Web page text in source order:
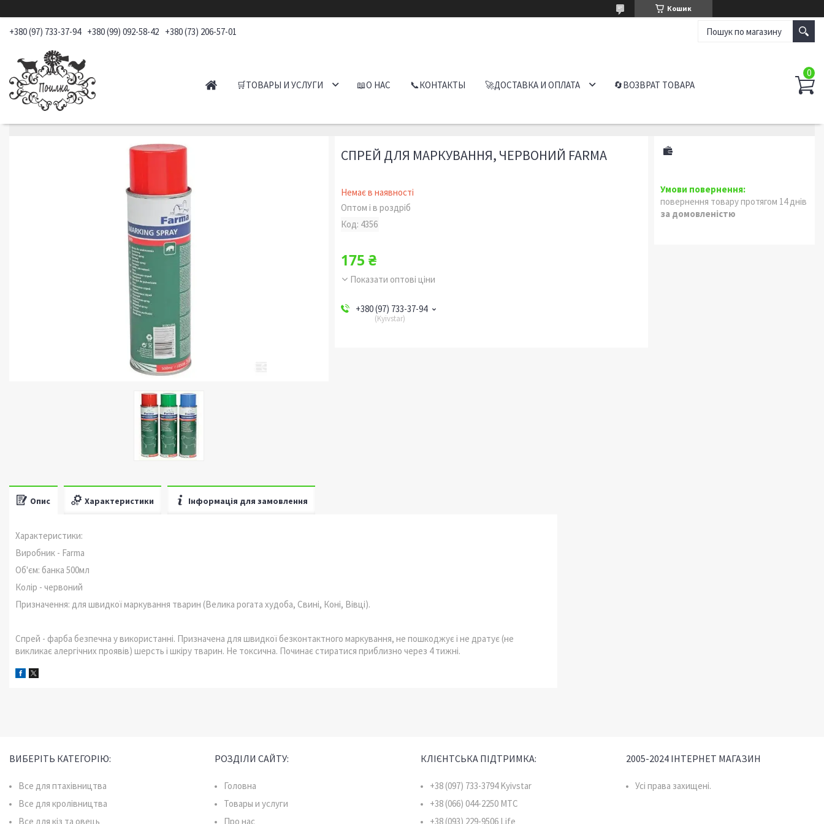
Кошик
+380 (97) 733-37-94 +380 (99) 092-58-42 +380 (73) 206-57-01
🛒ТОВАРЫ И УСЛУГИ 📖О НАС 📞КОНТАКТЫ 🚀ДОСТАВКА И ОПЛАТА 🔄ВОЗВРАТ ТОВАРА
СПРЕЙ ДЛЯ МАРКУВАННЯ, ЧЕРВОНИЙ FARMA
Немає в наявності
Оптом і в роздріб
Код: 4356
175 ₴
Показати оптові ціни
+380 (97) 733-37-94
Kyivstar
повернення товару протягом 14 днів
за домовленістю
Опис Характеристики Інформація для замовлення
Характеристики:
Виробник - Farma
Об'єм: банка 500мл
Колір - червоний
Призначення: для швидкої маркування тварин (Велика рогата худоба, Свині, Коні, Вівці).
Спрей - фарба безпечна у використанні. Призначена для швидкої безконтактного маркування, не пошкоджує і не дратує (не
викликає алергічних проявів) шерсть і шкіру тварин. Не токсична. Починає стиратися приблизно через 4 тижні.
ВИБЕРІТЬ КАТЕГОРІЮ:
Все для птахівництва
Все для кролівництва
Все для кіз та овець
РОЗДІЛИ САЙТУ:
Головна
Товары и услуги
Про нас
КЛІЄНТСЬКА ПІДТРИМКА:
+38 (097) 733-3794 Kyivstar
+38 (066) 044-2250 MTC
+38 (093) 229-9506 Life
2005-2024 ІНТЕРНЕТ МАГАЗИН
Усі права захищені.